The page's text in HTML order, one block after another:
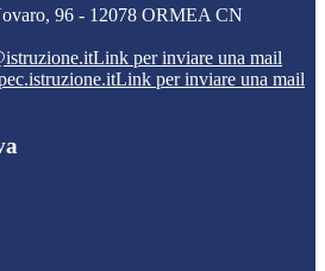
96 - 12078 ORMEA CN
Link per inviare una mail
Link per inviare una mail